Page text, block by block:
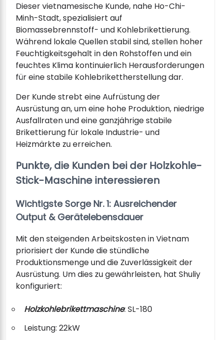
Dieser vietnamesische Kunde, nahe Ho-Chi-
Minh-Stadt, spezialisiert auf
Biomassebrennstoff- und Kohlebrikettierung.
Während lokale Quellen stabil sind, stellen hoher
Feuchtigkeitsgehalt in den Rohstoffen und ein
feuchtes Klima kontinuierlich Herausforderungen
für eine stabile Kohlebrikettherstellung dar.
Der Kunde strebt eine Aufrüstung der
Ausrüstung an, um eine hohe Produktion, niedrige
Ausfallraten und eine ganzjährige stabile
Brikettierung für lokale Industrie- und
Heizmärkte zu erreichen.
Punkte, die Kunden bei der Holzkohle-
Stick-Maschine interessieren
Wichtigste Sorge Nr. 1: Ausreichender
Output & Gerätelebensdauer
Mit den steigenden Arbeitskosten in Vietnam
priorisiert der Kunde die stündliche
Produktionsmenge und die Zuverlässigkeit der
Ausrüstung. Um dies zu gewährleisten, hat Shuliy
konfiguriert:
Holzkohlebrikettmaschine: SL-180
Leistung: 22kW